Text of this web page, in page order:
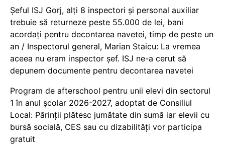
Șeful ISJ Gorj, alți 8 inspectori și personal auxiliar
trebuie să returneze peste 55.000 de lei, bani
acordați pentru decontarea navetei, timp de peste un
an / Inspectorul general, Marian Staicu: La vremea
aceea nu eram inspector șef. ISJ ne-a cerut să
depunem documente pentru decontarea navetei
Program de afterschool pentru unii elevi din sectorul
1 în anul școlar 2026-2027, adoptat de Consiliul
Local: Părinții plătesc jumătate din sumă iar elevii cu
bursă socială, CES sau cu dizabilităţi vor participa
gratuit